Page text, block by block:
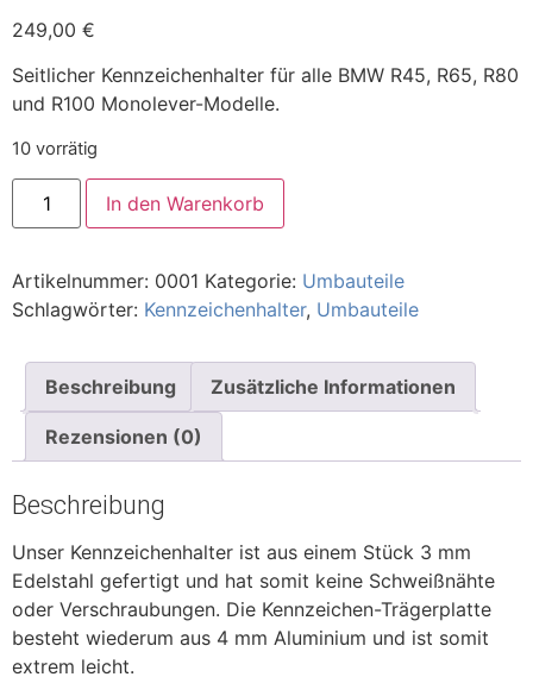
249,00 €
Seitlicher Kennzeichenhalter für alle BMW R45, R65, R80
und R100 Monolever-Modelle.
10 vorrätig
In den Warenkorb
Artikelnummer: 0001 Kategorie: Umbauteile
Schlagwörter: Kennzeichenhalter, Umbauteile
Beschreibung Zusätzliche Informationen
Rezensionen (0)
Beschreibung
Unser Kennzeichenhalter ist aus einem Stück 3 mm
Edelstahl gefertigt und hat somit keine Schweißnähte
oder Verschraubungen. Die Kennzeichen-Trägerplatte
besteht wiederum aus 4 mm Aluminium und ist somit
extrem leicht.